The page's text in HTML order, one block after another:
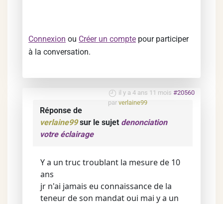
Connexion ou Créer un compte pour participer
à la conversation.
il y a 4 ans 11 mois #20560
par verlaine99
Réponse de
verlaine99sur le sujet denonciation
votre éclairage
Y a un truc troublant la mesure de 10
ans
jr n'ai jamais eu connaissance de la
teneur de son mandat oui mai y a un